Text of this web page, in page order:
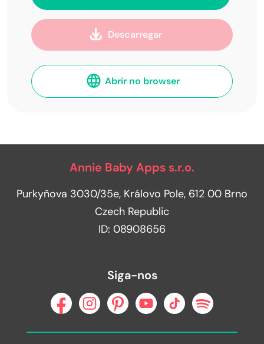
Descarregar
Abrir no browser
Annie Baby Apps s.r.o.
Purkyňova 3030/35e, Královo Pole, 612 00 Brno
Czech Republic
ID: 08908656
Siga-nos